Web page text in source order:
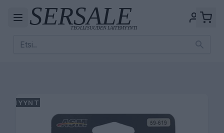
MYYNTI!